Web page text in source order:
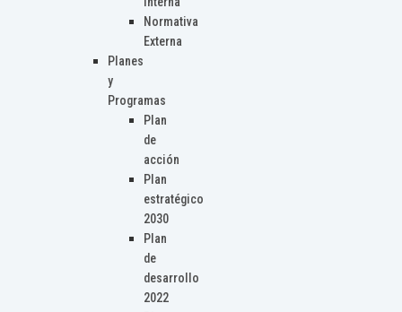
Normativa
Externa
Planes
y
Programas
Plan
de
acción
Plan
estratégico
2030
Plan
de
desarrollo
2022